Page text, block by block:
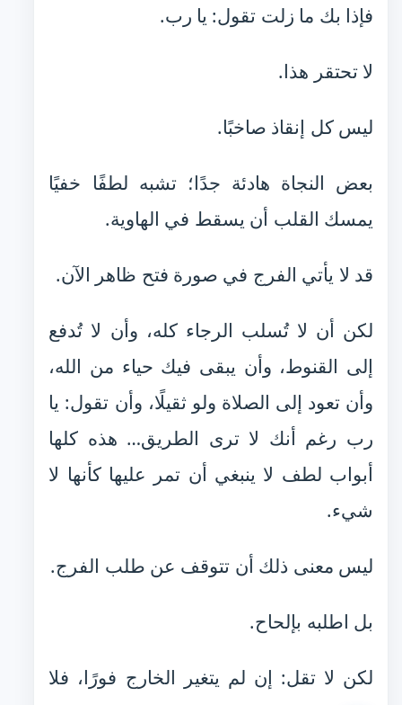
فإذا بك ما زلت تقول: يا رب.
لا تحتقر هذا.
ليس كل إنقاذ صاخبًا.
بعض النجاة هادئة جدًا؛ تشبه لطفًا خفيًا
يمسك القلب أن يسقط في الهاوية.
قد لا يأتي الفرج في صورة فتح ظاهر الآن.
لكن أن لا تُسلب الرجاء كله، وأن لا تُدفع
إلى القنوط، وأن يبقى فيك حياء من الله،
وأن تعود إلى الصلاة ولو ثقيلًا، وأن تقول: يا
رب رغم أنك لا ترى الطريق… هذه كلها
أبواب لطف لا ينبغي أن تمر عليها كأنها لا
شيء.
ليس معنى ذلك أن تتوقف عن طلب الفرج.
بل اطلبه بإلحاح.
لكن لا تقل: إن لم يتغير الخارج فورًا، فلا